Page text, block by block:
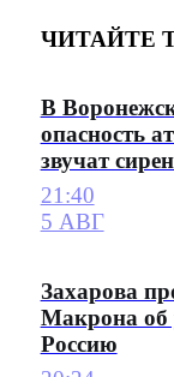
ЧИТАЙТЕ
В
опасность
звучат
21:40
5 АВГ
Захарова
Макрона об
Россию